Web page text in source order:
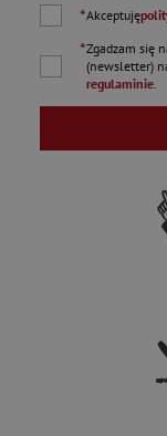
*Akceptuję
*Zgadzam się
(newsletter)
regulaminie.